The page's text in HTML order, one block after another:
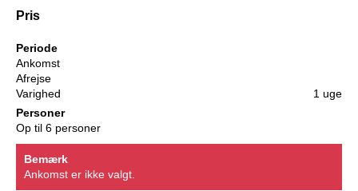
Pris
Periode
Ankomst
Afrejse
Varighed
1 uge
Personer
Op til 6 personer
Bemærk
Ankomst er ikke valgt.